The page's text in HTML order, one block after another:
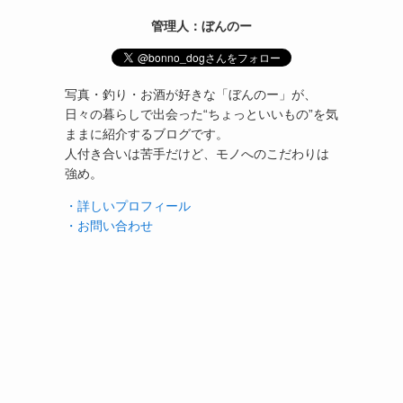
管理人：ぼんのー
写真・釣り・お酒が好きな「ぼんのー」が、
日々の暮らしで出会った“ちょっといいもの”を気
ままに紹介するブログです。
人付き合いは苦手だけど、モノへのこだわりは
強め。
・詳しいプロフィール
・お問い合わせ